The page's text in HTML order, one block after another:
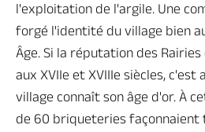
Brochures & cartes Nous
Venir et se
Anjou Loir et
l'exploitation de l'argile. Une
forgé l'identité du village bien
Âge. Si la réputation des
aux XVIIe et XVIIIe siècles, c'est
village connaît son âge d'or. À
de 60 briqueteries façonnaient